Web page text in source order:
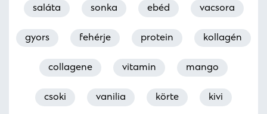
saláta sonka ebéd vacsora
gyors fehérje protein kollagén
collagene vitamin mango
csoki vanilia körte kivi